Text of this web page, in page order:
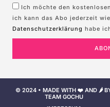
Ich möchte den
ich kann das Abo jederzeit
Datenschutzerklärung habe
© 2024 • MADE WITH ❤️ AND 🌶️
TEAM GOCHU